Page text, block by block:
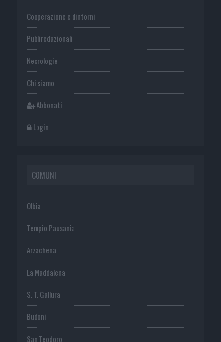
Cooperazione e dintorni
Publiredazionali
Necrologie
Chi siamo
Abbonati
Login
COMUNI
Olbia
Tempio Pausania
Arzachena
La Maddalena
S. T. Gallura
Budoni
San Teodoro